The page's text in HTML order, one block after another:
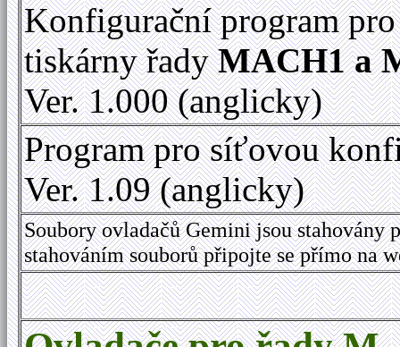
Konfigurační program pro
tiskárny řadyMACH1 a
Ver. 1.000 (anglicky)
Program pro síťovou
Ver. 1.09 (anglicky)
Soubory ovladačů Gemini jsou
stahováním souborů připojte se přímo na